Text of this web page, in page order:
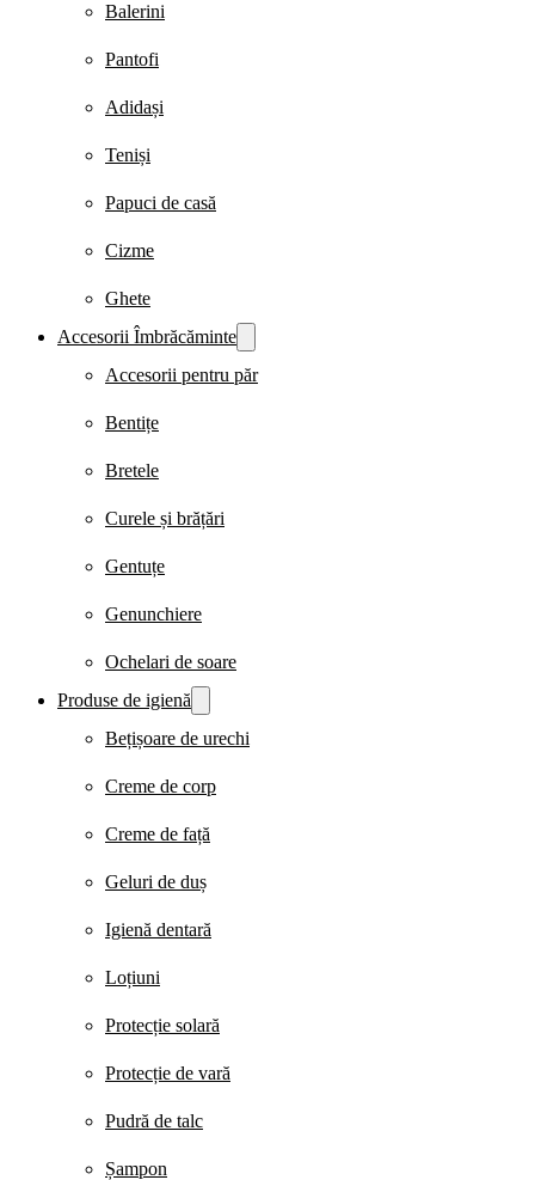
Balerini
Pantofi
Adidași
Teniși
Papuci de casă
Cizme
Ghete
Accesorii Îmbrăcăminte
Accesorii pentru păr
Bentițe
Bretele
Curele și brățări
Gentuțe
Genunchiere
Ochelari de soare
Produse de igienă
Bețișoare de urechi
Creme de corp
Creme de față
Geluri de duș
Igienă dentară
Loțiuni
Protecție solară
Protecție de vară
Pudră de talc
Șampon